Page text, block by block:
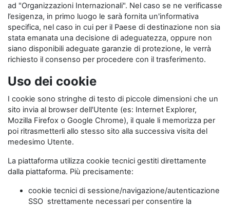
ad "Organizzazioni Internazionali". Nel caso se ne verificasse
l’esigenza, in primo luogo le sarà fornita un'informativa
specifica, nel caso in cui per il Paese di destinazione non sia
stata emanata una decisione di adeguatezza, oppure non
siano disponibili adeguate garanzie di protezione, le verrà
richiesto il consenso per procedere con il trasferimento.
Uso dei cookie
I cookie sono stringhe di testo di piccole dimensioni che un
sito invia al browser dell'Utente (es: Internet Explorer,
Mozilla Firefox o Google Chrome), il quale li memorizza per
poi ritrasmetterli allo stesso sito alla successiva visita del
medesimo Utente.
La piattaforma utilizza cookie tecnici gestiti direttamente
dalla piattaforma. Più precisamente:
cookie tecnici di sessione/navigazione/autenticazione
SSO strettamente necessari per consentire la